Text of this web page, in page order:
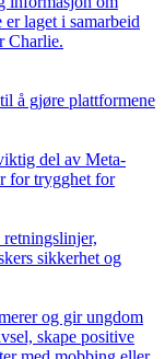
laget i samarbeid
Charlie.
å gjøre plattformene
del av Meta-
for trygghet for
retningslinjer,
sikkerhet og
og gir ungdom
skape positive